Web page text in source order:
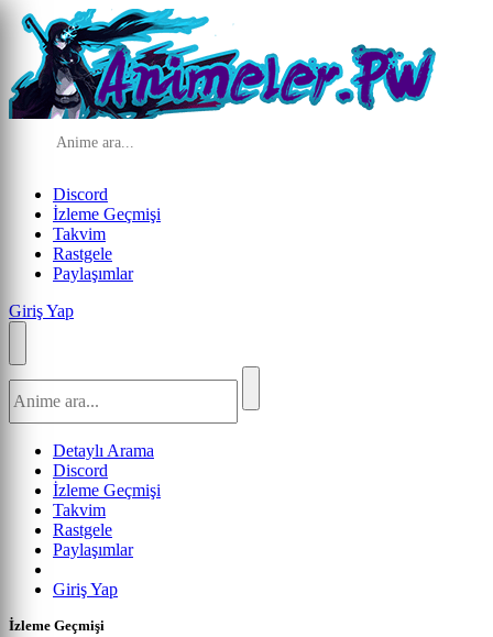
Discord
İzleme Geçmişi
Takvim
Rastgele
Paylaşımlar
Giriş Yap
Detaylı Arama
Discord
İzleme Geçmişi
Takvim
Rastgele
Paylaşımlar
Giriş Yap
İzleme Geçmişi